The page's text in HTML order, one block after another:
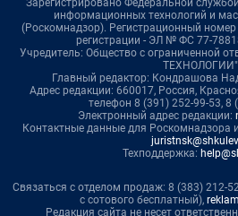
информационных технологий и
(Роскомнадзор). Регистрационный
регистрации - ЭЛ № ФС 77-
Учредитель: Общество с ограниченной
ТЕХНОЛОГИИ"
Главный редактор: Кондрашова
Адрес редакции: 660017, Россия,
телефон 8 (391) 252-99-53, 8
Электронный адрес редакции:
Контактные данные для Роскомнадзора
Техподдержка:
Связаться с отделом продаж: 8 (383) 212-
с сотового бесплатный),
Редакция сайта не несет